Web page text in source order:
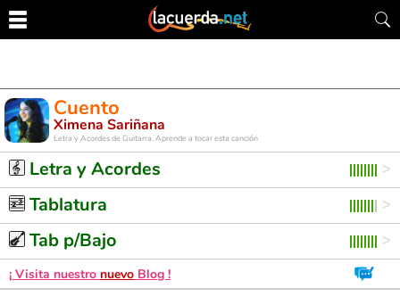
Cuento
Ximena Sariñana
Letra y Acordes de Guitarra. Aprende a tocar esta canción
Letra y Acordes
Tablatura
Tab p/Bajo
¡ Visita nuestro nuevo Blog !